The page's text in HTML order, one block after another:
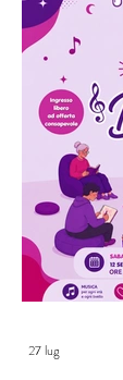
l’esperienza
giustizia con
centro del
27 lug